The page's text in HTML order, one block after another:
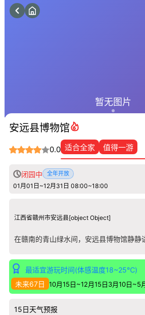
暂无图片
安远县博物馆
0.0 适合全家 值得一游
闭园中 全年开放
01月01日~12月31日 08:00~18:00
江西省赣州市安远县[object Object]
最适宜游玩时间(体感温度18~25℃)
未来67日
10月15日~12月15日3月10日~5
15日天气预报